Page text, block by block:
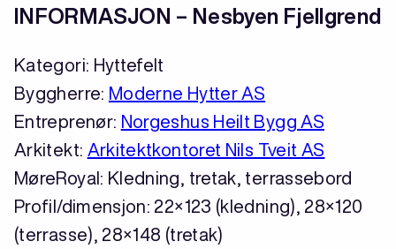
INFORMASJON – Nesbyen Fjellgrend
Kategori: Hyttefelt
Byggherre: Moderne Hytter AS
Entreprenør: Norgeshus Heilt Bygg AS
Arkitekt: Arkitektkontoret Nils Tveit AS
MøreRoyal: Kledning, tretak, terrassebord
Profil/dimensjon: 22×123 (kledning), 28×120
(terrasse), 28×148 (tretak)